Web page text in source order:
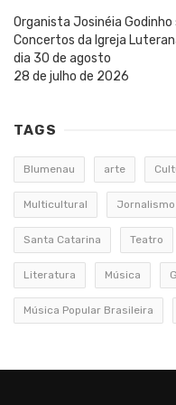
Organista Josinéia
Concertos da Igreja
dia 30 de agosto
28 de julho de 2026
TAGS
Blumenau arte
Multicultural
Santa Catarina Teatro
Literatura Música
Música Popular Brasileira